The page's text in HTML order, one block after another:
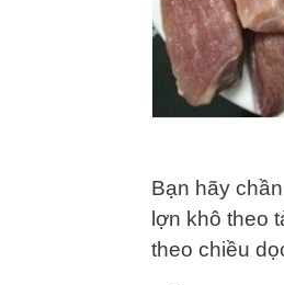
Bạn hãy
lợn khô theo
theo chiều